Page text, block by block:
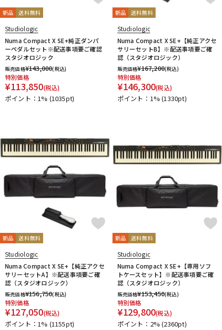
新品 送料無料
Studiologic
Numa Compact X SE+純正ダンパ
ーペダルセット※配送事項要ご確認
スタジオロジック
販売価格¥143,000(税込)
特別価格
¥113,850(税込)
ポイント：1% (1035pt)
新品 送料無料
Studiologic
Numa Compact X SE+【純正アクセ
サリーセットB】※配送事項要ご確
認（スタジオロジック）
販売価格¥167,200(税込)
特別価格
¥146,300(税込)
ポイント：1%(1330pt)
新品 送料無料
Studiologic
Numa Compact X SE+【純正アクセ
サリーセットA】※配送事項要ご確
認（スタジオロジック）
販売価格¥156,750(税込)
特別価格
¥127,050(税込)
ポイント：1% (1155pt)
新品 送料無料
Studiologic
Numa Compact X SE+【専用ソフ
トケースセット】※配送事項要ご確
認（スタジオロジック）
販売価格¥153,450(税込)
特別価格
¥129,800(税込)
ポイント：2%(2360pt)